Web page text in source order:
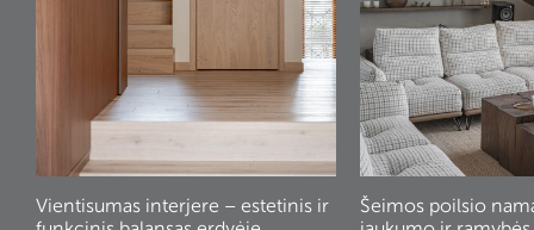
Vientisumas interjere – estetinis ir
Šeimos poilsio